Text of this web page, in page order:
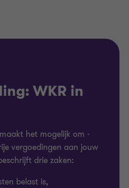
WKR in
het mogelijk om -
vergoedingen aan jouw
drie zaken:
belast is,